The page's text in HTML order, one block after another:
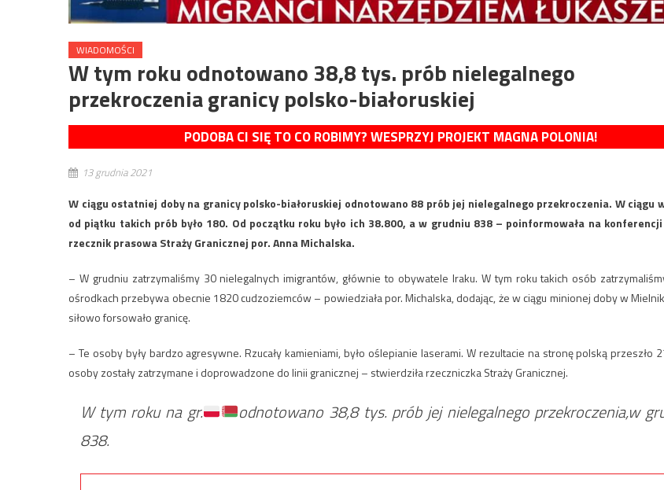
WIADOMOŚCI
W tym roku odnotowano 38,8 tys. prób nielegalnego
przekroczenia granicy polsko-białoruskiej
PODOBA CI SIĘ TO CO ROBIMY? WESPRZYJ PROJEKT MAGNA POLONIA!
13 grudnia 2021
W ciągu ostatniej doby na granicy polsko-białoruskiej odnotowano 88 prób jej nielegalnego przekroczenia. W ciągu
od piątku takich prób było 180. Od początku roku było ich 38.800, a w grudniu 838 – poinformowała na
rzecznik prasowa Straży Granicznej por. Anna Michalska.
– W grudniu zatrzymaliśmy 30 nielegalnych imigrantów, głównie to obywatele Iraku. W tym roku takich osób
ośrodkach przebywa obecnie 1820 cudzoziemców – powiedziała por. Michalska, dodając, że w ciągu minionej doby w
siłowo forsowało granicę.
– Te osoby były bardzo agresywne. Rzucały kamieniami, było oślepianie laserami. W rezultacie na stronę polską przeszło
osoby zostały zatrzymane i doprowadzone do linii granicznej – stwierdziła rzeczniczka Straży Granicznej.
W tym roku na gr.
odnotowano 38,8 tys. prób jej nielegalnego przekroczenia,w
838.